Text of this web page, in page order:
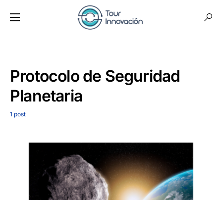
Protocolo de Seguridad
Planetaria
1 post